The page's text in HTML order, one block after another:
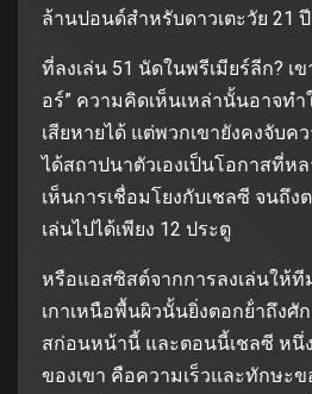
ล้านปอนด์สําหรับดาวเตะวัย 21 ปี
ที่ลงเล่น 51 นัดในพรีเมียร์ลีก? เข
อร์” ความคิดเห็นเหล่านั้นอาจทํ
เสียหายได้ แต่พวกเขายังคงจับค
ได้สถาปนาตัวเองเป็นโอกาสที่ห
เห็นการเชื่อมโยงกับเชลซี จนถึง
เล่นไปได้เพียง 12 ประตู
หรือแอสซิสต์จากการลงเล่นให้
เกาเหนือพื้นผิวนั้นยิ่งตอกย้ําถึงศั
สก่อนหน้านี้ และตอนนี้เชลซี ห
ของเขา คือความเร็วและทักษะข